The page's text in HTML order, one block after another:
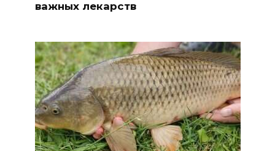
важных лекарств